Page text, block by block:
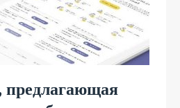
предлагающая